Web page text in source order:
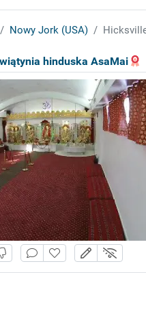
Nowy Jork (USA)
hinduska AsaMai